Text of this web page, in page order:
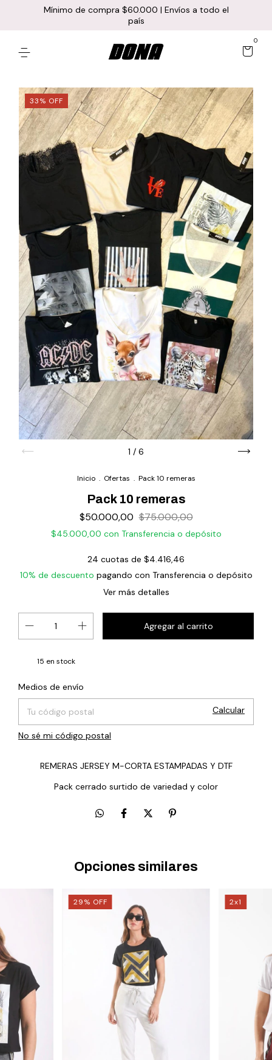
Mínimo de compra $60.000 | Envíos a todo el
país
0
33% OFF
1 / 6
Inicio . Ofertas . Pack 10 remeras
Pack 10 remeras
$50.000,00 $75.000,00
$45.000,00 con Transferencia o depósito
24 cuotas de $4.416,46
10% de descuento pagando con Transferencia o depósito
Ver más detalles
15 en stock
Entregas para el CP:
Medios de envío
Calcular
No sé mi código postal
REMERAS JERSEY M-CORTA ESTAMPADAS Y DTF
Pack cerrado surtido de variedad y color
Opciones similares
29% OFF 2x1